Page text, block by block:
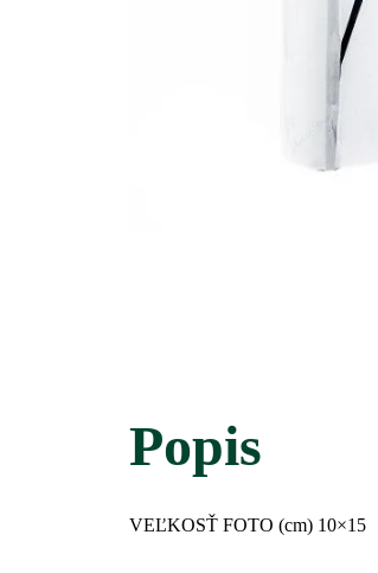
Popis
VEĽKOSŤ FOTO (cm) 10×15